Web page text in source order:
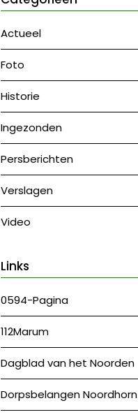
Actueel
Foto
Historie
Ingezonden
Persberichten
Verslagen
Video
Links
0594-Pagina
112Marum
Dagblad van het Noorden
Dorpsbelangen Noordhorn